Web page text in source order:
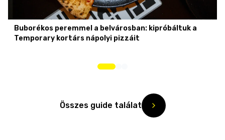
Buborékos peremmel a belvárosban: kipróbáltuk a
Temporary kortárs nápolyi pizzáit
Összes guide találat